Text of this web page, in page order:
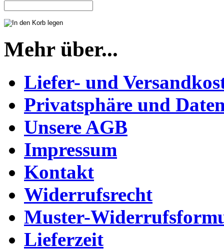
Mehr über...
Liefer- und
Privatsphäre und
Unsere AGB
Impressum
Kontakt
Widerrufsrecht
Muster-
Lieferzeit